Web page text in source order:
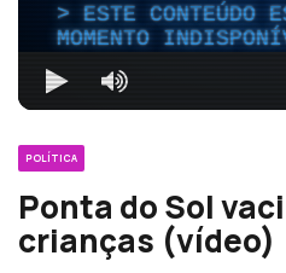
ESTE CONTEÚDO
MOMENTO
POLÍTICA
Ponta do Sol
crianças (vídeo)